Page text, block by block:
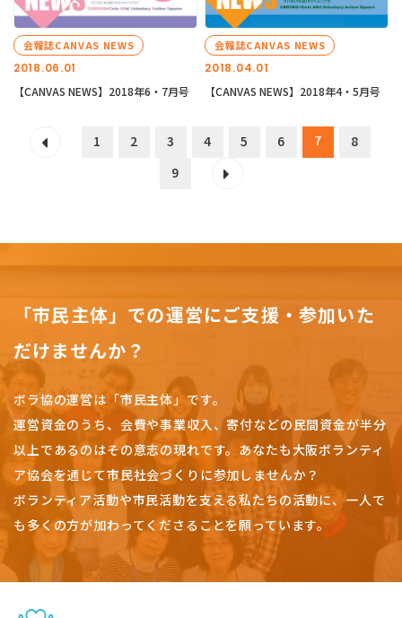
2018.06.01
会報誌CANVAS NEWS
【CANVAS NEWS】2018年6・7月号
2018.04.01
会報誌CANVAS NEWS
【CANVAS NEWS】2018年4・5月号
1 2 3 4 5 6 7
8
9
「市民主体」での運営にご支援・参加いた
だけませんか？
ボラ協の運営は「市民主体」です。
運営資金のうち、会費や事業収入、寄付などの民間資金が半分
以上であるのはその意志の現れです。 あなたも大阪ボランティ
ア協会を通じて市民社会づくりに参加しませんか？
ボランティア活動や市民活動を支える私たちの活動に、一人で
も多くの方が加わってくださることを願っています。